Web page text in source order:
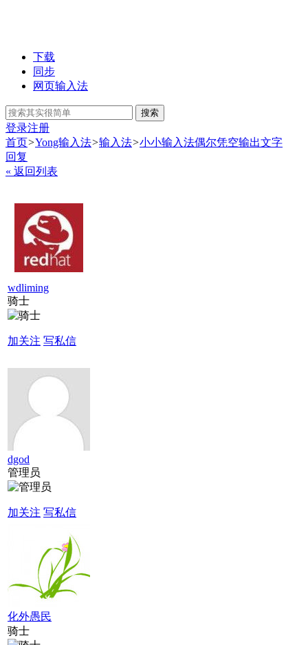
下载
同步
网页输入法
搜索
登录注册
首页>Yong输入法>输入法>小小输入法偶尔凭空输出文字
回复
« 返回列表
wdliming
骑士
加关注 写私信
dgod
管理员
加关注 写私信
化外愚民
骑士